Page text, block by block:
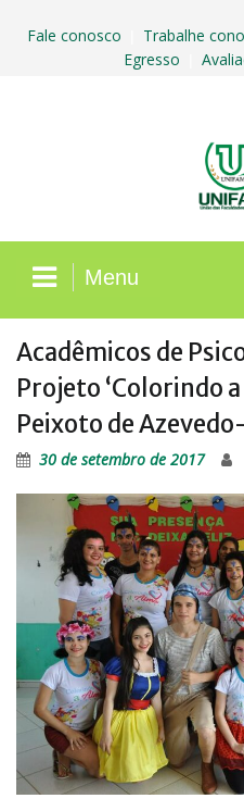
Fale conosco Trabalhe
Egresso
Menu
Acadêmicos de
Projeto ‘Colorindo a
Peixoto de
30 de setembro de 2017